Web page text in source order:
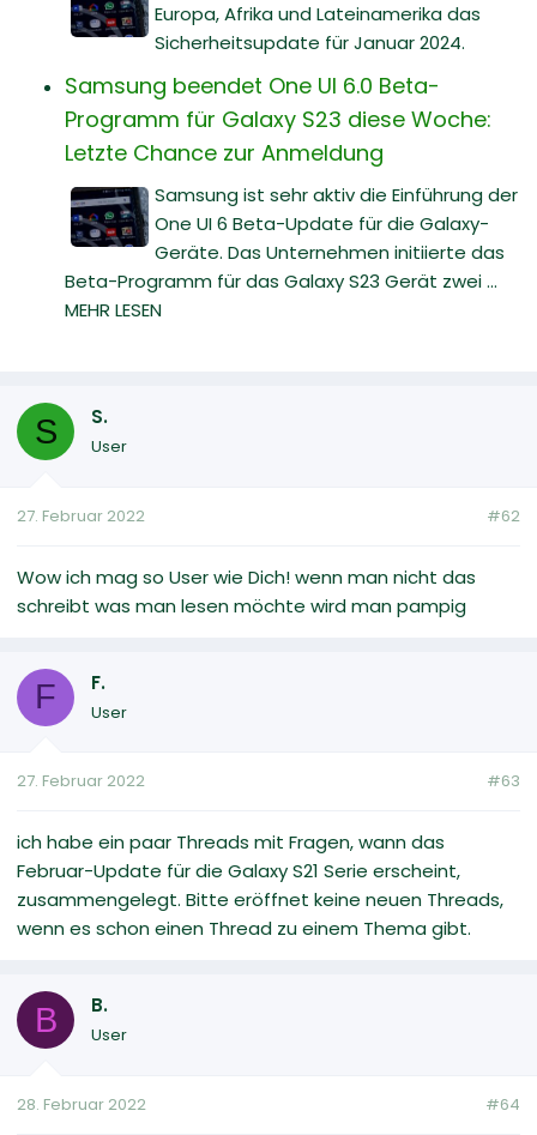
Europa, Afrika und Lateinamerika das
Sicherheitsupdate für Januar 2024.
Samsung beendet One UI 6.0 Beta-
Programm für Galaxy S23 diese Woche:
Letzte Chance zur Anmeldung
Samsung ist sehr aktiv die Einführung der
One UI 6 Beta-Update für die Galaxy-
Geräte. Das Unternehmen initiierte das
Beta-Programm für das Galaxy S23 Gerät zwei ...
MEHR LESEN
S S.
User
27. Februar 2022 #62
Wow ich mag so User wie Dich! wenn man nicht das
schreibt was man lesen möchte wird man pampig
F F.
User
27. Februar 2022 #63
ich habe ein paar Threads mit Fragen, wann das
Februar-Update für die Galaxy S21 Serie erscheint,
zusammengelegt. Bitte eröffnet keine neuen Threads,
wenn es schon einen Thread zu einem Thema gibt.
B B.
User
28. Februar 2022 #64